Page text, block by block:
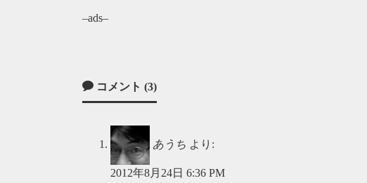
–ads–
コメント (3)
あうち より:
2012年8月24日 6:36 PM